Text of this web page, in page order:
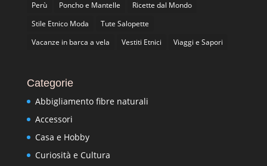
Perù
Poncho e Mantelle
Ricette dal Mondo
Stile Etnico Moda
Tute Salopette
Vacanze in barca a vela
Vestiti Etnici Viaggi e Sapori
Categorie
Abbigliamento fibre naturali
Accessori
Casa e Hobby
Curiosità e Cultura